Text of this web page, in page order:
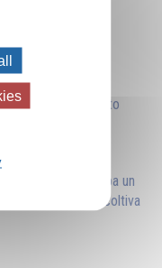
il significato
umano sviluppa un
rapporto si coltiva